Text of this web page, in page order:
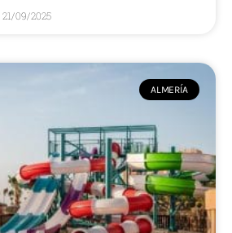
21/09/2025
ALMERÍA